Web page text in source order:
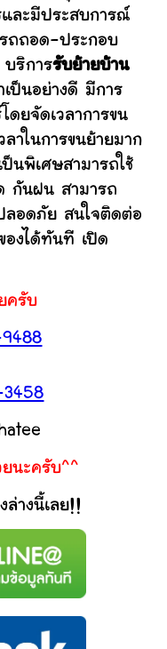
และมีประสบการณ์
รถถอด-ประกอบ
บริการรับย้ายบ้าน
เป็นอย่างดี มีการ
ดยจัดเวลาการขน
ลาในการขนย้ายมาก
นพิเศษสามารถใช้
กันฝน สามารถ
ลอดภัย สนใจติดต่อ
องได้ทันที เปิด
ครับ
นะครับ^^
างนี้เลย!!